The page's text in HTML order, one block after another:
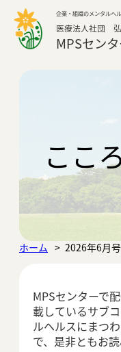
企業・組織のメンタルヘ
医療法人社団
MPSセン
導入事例
アクセス
ここ
ホーム 2026年6月
MPSセンターで
載しているサブ
ルヘルスにまつ
で、是非ともお読